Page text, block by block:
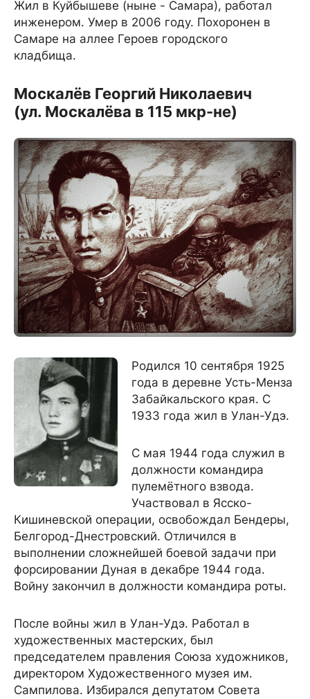
Жил в Куйбышеве (ныне - Самара), работал
инженером. Умер в 2006 году. Похоронен в
Самаре на аллее Героев городского
кладбища.
Москалёв Георгий Николаевич
(ул. Москалёва в 115 мкр-не)
Родился 10 сентября 1925
года в деревне Усть-Менза
Забайкальского края. С
1933 года жил в Улан-Удэ.
С мая 1944 года служил в
должности командира
пулемётного взвода.
Участвовал в Ясско-
Кишиневской операции, освобождал Бендеры,
Белгород-Днестровский. Отличился в
выполнении сложнейшей боевой задачи при
форсировании Дуная в декабре 1944 года.
Войну закончил в должности командира роты.
После войны жил в Улан-Удэ. Работал в
художественных мастерских, был
председателем правления Союза художников,
директором Художественного музея им.
Сампилова. Избирался депутатом Совета